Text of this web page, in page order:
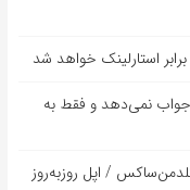
استارلینک خواهد شد
نمی‌دهد و فقط به
/ اپل روزبه‌روز